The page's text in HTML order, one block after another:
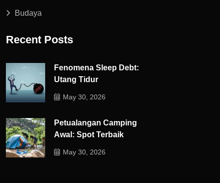
Budaya
Recent Posts
Fenomena Sleep Debt:
Utang Tidur
May 30, 2026
Petualangan Camping
Awal: Spot Terbaik
May 30, 2026